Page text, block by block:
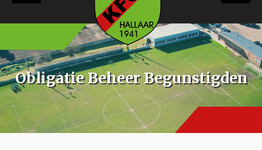
Obligatie Beheer Begunstigden